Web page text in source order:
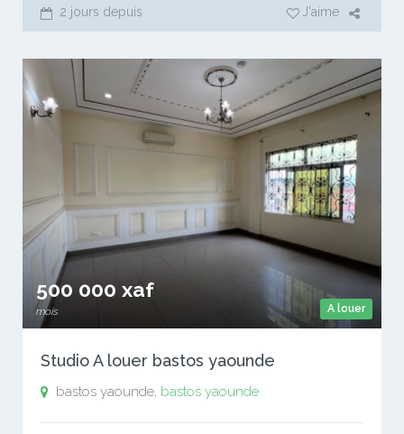
2 jours depuis J'aime
A louer
500 000 xaf
mois
Studio A louer bastos yaounde
bastos yaounde, bastos yaounde